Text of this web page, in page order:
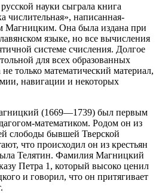
науки сыграла книга
числительная», написанная-
Магницким. Она была издана при
языке, но все вычисления
системе счисления. Долгое
для всех образованных
только математический материал,
навигации и некоторых
(1669—1739) был первым
математиком. Родом он из
слободы бывшей Тверской
что происходил он из крестьян
Телятин. Фамилия Магницкий
Петра 1, который высоко ценил
и говорил, что он притягивает